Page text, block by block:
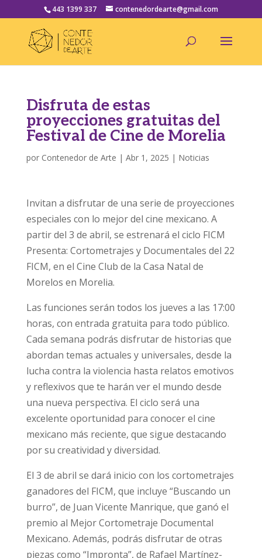
443 1399 337 contenedordearte@gmail.com
Disfruta de estas
proyecciones gratuitas del
Festival de Cine de Morelia
por Contenedor de Arte | Abr 1, 2025 | Noticias
Invitan a disfrutar de una serie de proyecciones
especiales con lo mejor del cine mexicano. A
partir del 3 de abril, se estrenará el ciclo FICM
Presenta: Cortometrajes y Documentales del 22
FICM, en el Cine Club de la Casa Natal de
Morelos en Morelia.
Las funciones serán todos los jueves a las 17:00
horas, con entrada gratuita para todo público.
Cada semana podrás disfrutar de historias que
abordan temas actuales y universales, desde la
lucha contra la violencia hasta relatos emotivos
y reflexivos que te harán ver el mundo desde
una nueva perspectiva. El ciclo será una
excelente oportunidad para conocer el cine
mexicano más reciente, que sigue destacando
por su creatividad y diversidad.
El 3 de abril se dará inicio con los cortometrajes
ganadores del FICM, que incluye “Buscando un
burro”, de Juan Vicente Manrique, que ganó el
premio al Mejor Cortometraje Documental
Mexicano. Además, podrás disfrutar de otras
piezas como “Impronta”, de Rafael Martínez-